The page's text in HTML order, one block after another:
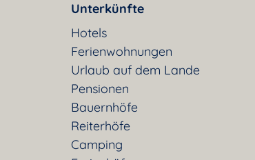
Unterkünfte
Hotels
Ferienwohnungen
Urlaub auf dem Lande
Pensionen
Bauernhöfe
Reiterhöfe
Camping